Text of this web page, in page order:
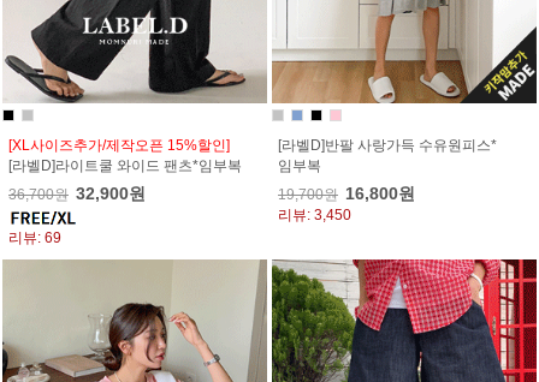
[XL사이즈추가/제작오픈 15%할인]
[라벨D]라이트쿨 와이드 팬츠*임부복
36,700원 32,900원
리뷰: 69
[라벨D]반팔 사랑가득 수유원피스*
임부복
19,700원 16,800원
리뷰: 3,450